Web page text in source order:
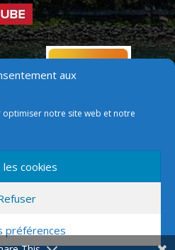
aux
notre site web et notre
les cookies
préférences Version mobile